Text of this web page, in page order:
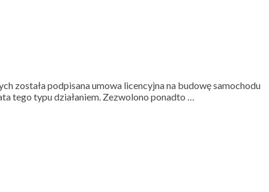
została podpisana umowa licencyjna na budowę samochodu
tego typu działaniem. Zezwolono ponadto …